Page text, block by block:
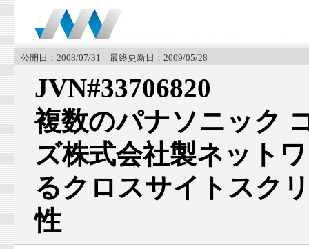
公開日：2008/07/31 最終更新日：2009/05/28
JVN#33706820
複数のパナソニック
ズ株式会社製ネット
るクロスサイトスク
性